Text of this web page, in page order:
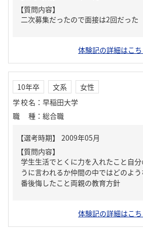
【質問内容】
二次募集だったので面接は2回だった
体験記の詳細はこち
10年卒 文系
女性
学校名 ： 早稲田大学
職種 ： 総合職
【質問内容】
学生生活でとくに力を入れたこと自
うに言われるか仲間の中ではどのよ
番後悔したこと両親の教育方針
体験記の詳細はこち